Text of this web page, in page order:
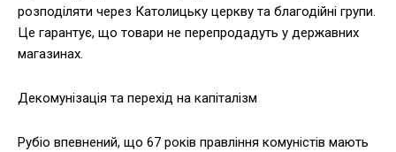
розподіляти через Католицьку церкву та благодійні групи.
Це гарантує, що товари не перепродадуть у державних
магазинах.
Декомунізація та перехід на капіталізм
Рубіо впевнений, що 67 років правління комуністів мають